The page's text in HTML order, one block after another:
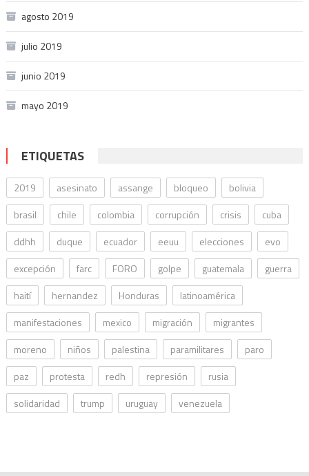
agosto 2019
julio 2019
junio 2019
mayo 2019
ETIQUETAS
2019 asesinato assange bloqueo
bolivia
brasil
chile colombia corrupción crisis
cuba
ddhh
duque ecuador eeuu elecciones
evo
excepción
farc FORO golpe guatemala
guerra
haití
hernandez Honduras
latinoamérica
manifestaciones
mexico migración
migrantes
moreno
niños palestina paramilitares
paro
paz
protesta redh represión
rusia
solidaridad
trump uruguay venezuela